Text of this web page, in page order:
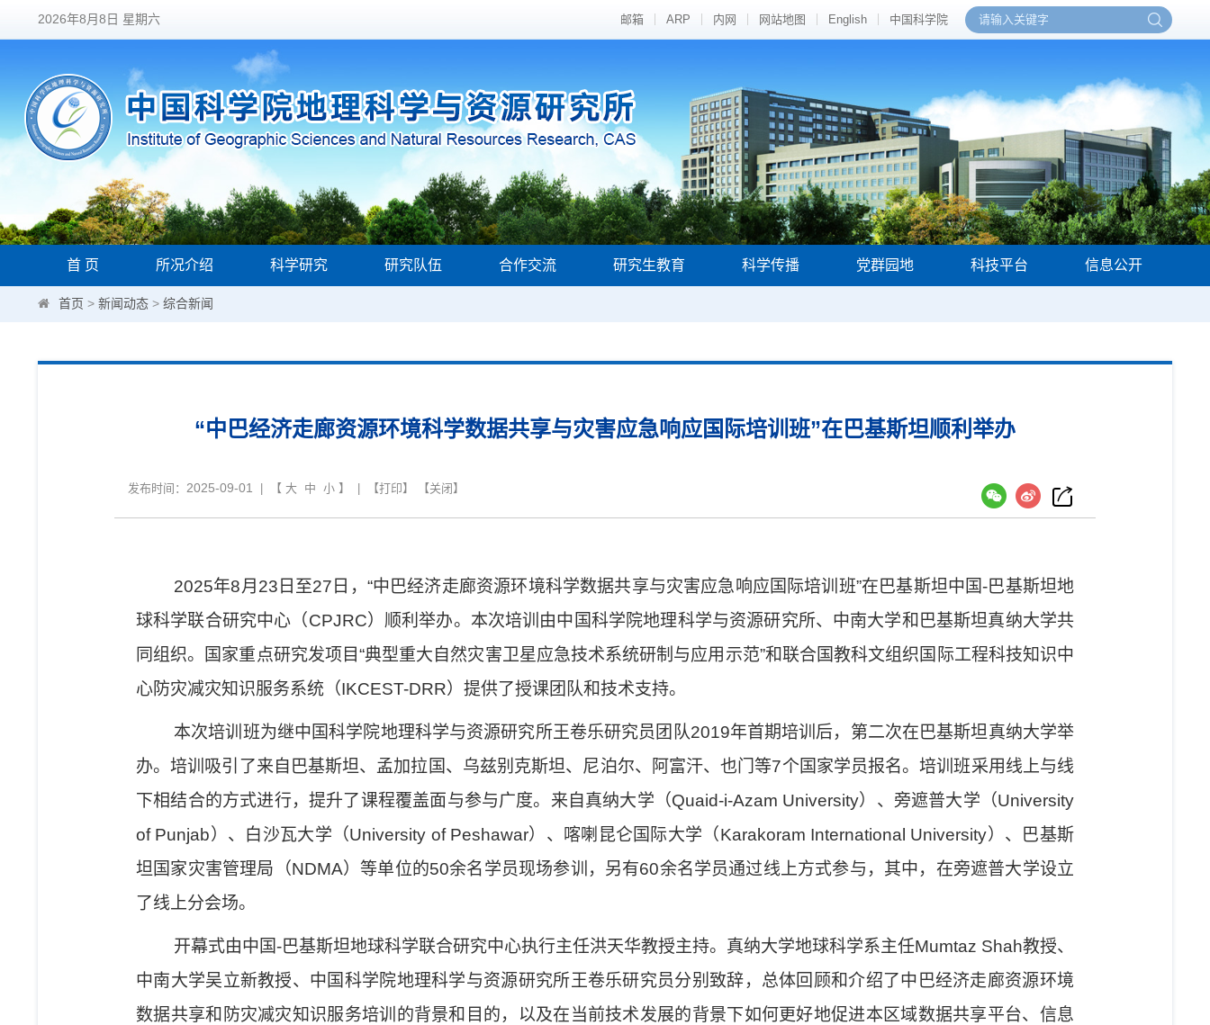
2026年8月8日 星期六 邮箱 ARP 内网 网站地图 English 中国科学院
首 页 所况介绍 科学研究 研究队伍 合作交流 研究生教育 科学传播 党群园地 科技平台 信息公开
首页 > 新闻动态 > 综合新闻
“中巴经济走廊资源环境科学数据共享与灾害应急响应国际培训班”在巴基斯坦顺利举办
发布时间： 2025-09-01 | 【 大 中 小 】 | 【打印】 【关闭 】
2025年8月 23 日至27 日， “中巴经济走廊资源环境科学数据共享与灾害应急响应国际培训班”在巴基斯坦中国-巴基斯坦地
球科学联合研究中心（CPJRC） 顺利举办。本次培训由中国科学院地理科学与资源研究所、中南大学和巴基斯坦真纳大学共
同组织。国家重点研究发项目“典型重大自然灾害卫星应急技术系统研制与应用示范”和联合国教科文组织国际工程科技知识中
心防灾减灾知识服务系统（IKCEST-DRR）提供了授课团队和技术支持。
本次培训班为继中国科学院地理科学与资源研究所王卷乐研究员团队2019年首期培训后，第二次在巴基斯坦真纳大学举
办。培训吸引了来自巴基斯坦、孟加拉国、乌兹别克斯坦、尼泊尔、阿富汗、也门等7个国家学员报名。培训班采用线上与线
下相结合的方式进行，提升了课程覆盖面与参与广度。来自真纳大学（Quaid-i-Azam University）、旁遮普大学 （University
of Punjab） 、白沙瓦大学（University of Peshawar）、喀喇昆仑国际大学（Karakoram International University）、巴基斯
坦国家灾害管理局（NDMA）等单位的50余名学员现场参训，另有60余名学员通过线上方式参与，其中，在旁遮普大学设立
了线上分会场。
开幕式由中国-巴基斯坦地球科学联合研究中心执行主任洪天华教授主持。真纳大学地球科学系主任Mumtaz Shah教授、
中南大学吴立新教授、中国科学院地理科学与资源研究所王卷乐研究员分别致辞，总体回顾和介绍了中巴经济走廊资源环境
数据共享和防灾减灾知识服务培训的背景和目的，以及在当前技术发展的背景下如何更好地促进本区域数据共享平台、信息